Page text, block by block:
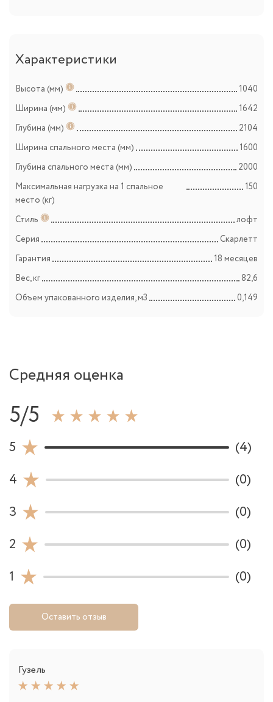
Характеристики
Высота (мм)
1040
Ширина (мм)
1642
Глубина (мм)
2104
Ширина спального места (мм)
1600
Глубина спального места (мм)
2000
Максимальная нагрузка на 1 спальное
место (кг)
150
Стиль
лофт
Серия
Скарлетт
Гарантия
18 месяцев
Вес, кг
82,6
Объем упакованного изделия, м3
0,149
Средняя оценка
5/5
5
(4)
4
(0)
3
(0)
2
(0)
1
(0)
Оставить отзыв
Гузель